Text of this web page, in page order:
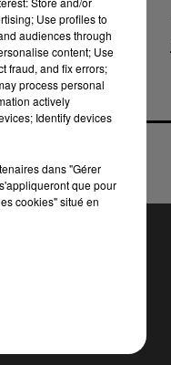
DAVID GUETTA,
TEDDY SWIMS,
TONES AND I
Gone Gone
Gone
Use profiles to
audiences through
content; Use
fraud, and fix errors;
process personal
actively
Identify devices
dans "Gérer
que pour
cookies" situé en